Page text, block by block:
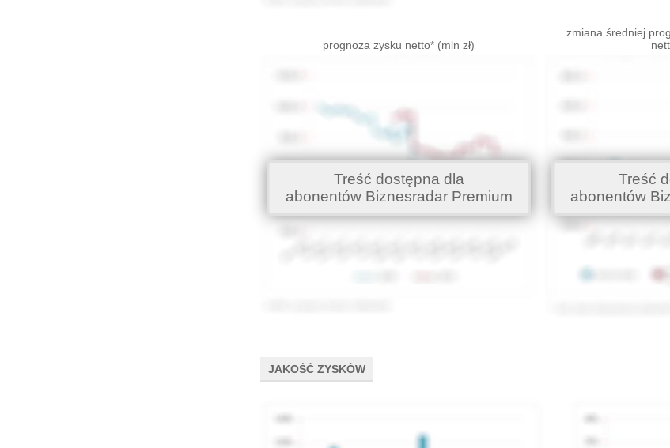
prognoza zysku netto* (mln zł)
Treść dostępna dla
abonentów Biznesradar Premium
zmiana średniej
Treść
abonentów
JAKOŚĆ ZYSKÓW